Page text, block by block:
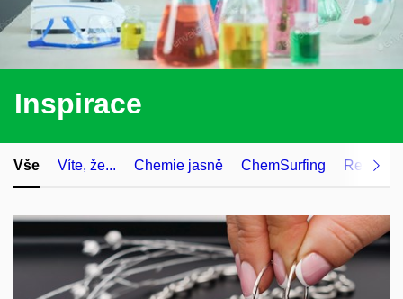
Inspirace
Vše Víte, že... Chemie jasně ChemSurfing Recenze